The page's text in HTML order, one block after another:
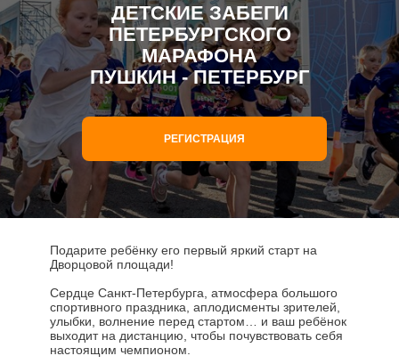
ДЕТСКИЕ ЗАБЕГИ
ПЕТЕРБУРГСКОГО
МАРАФОНА
ПУШКИН - ПЕТЕРБУРГ
РЕГИСТРАЦИЯ
Подарите ребёнку его первый яркий старт на
Дворцовой площади!
Сердце Санкт-Петербурга, атмосфера большого
спортивного праздника, аплодисменты зрителей,
улыбки, волнение перед стартом… и ваш ребёнок
выходит на дистанцию, чтобы почувствовать себя
настоящим чемпионом.